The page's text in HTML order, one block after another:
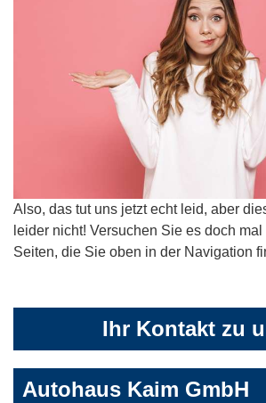
Also, das tut uns jetzt echt leid, aber
leider nicht! Versuchen Sie es doch
Seiten, die Sie oben in der Navigation
Ihr Kontakt zu
Autohaus Kaim GmbH